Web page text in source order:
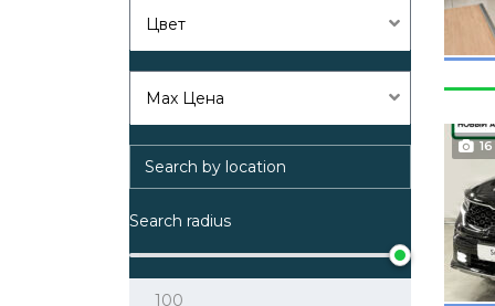
Цвет
Max Цена
Search radius
16